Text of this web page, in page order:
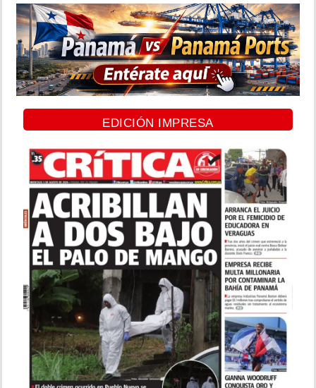
EDICIÓN IMPRESA